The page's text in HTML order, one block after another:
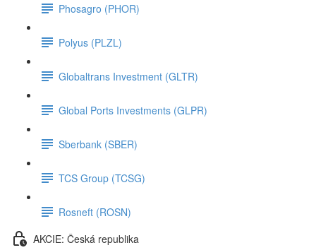
Phosagro (PHOR)
Polyus (PLZL)
Globaltrans Investment (GLTR)
Global Ports Investments (GLPR)
Sberbank (SBER)
TCS Group (TCSG)
Rosneft (ROSN)
AKCIE: Česká republika